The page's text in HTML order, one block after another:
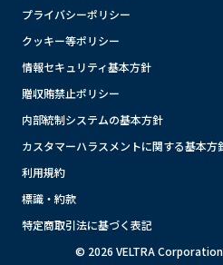
プライバシーポリシー
クッキー等ポリシー
情報セキュリティ基本方針
贈収賄禁止ポリシー
内部統制システムの基本方針
カスタマーハラスメントに関する基本方
利用規約
標識・約款
特定商取引法に基づく表記
© 2026 VELTRA